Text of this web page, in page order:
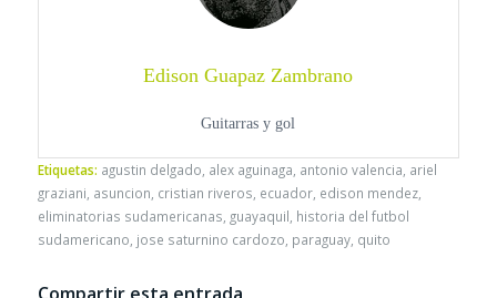
Edison Guapaz Zambrano
Guitarras y gol
Etiquetas: agustin delgado, alex aguinaga, antonio valencia, ariel
graziani, asuncion, cristian riveros, ecuador, edison mendez,
eliminatorias sudamericanas, guayaquil, historia del futbol
sudamericano, jose saturnino cardozo, paraguay, quito